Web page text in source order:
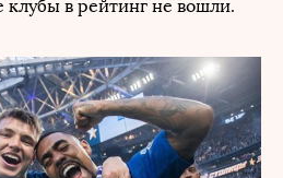
в рейтинг не вошли.